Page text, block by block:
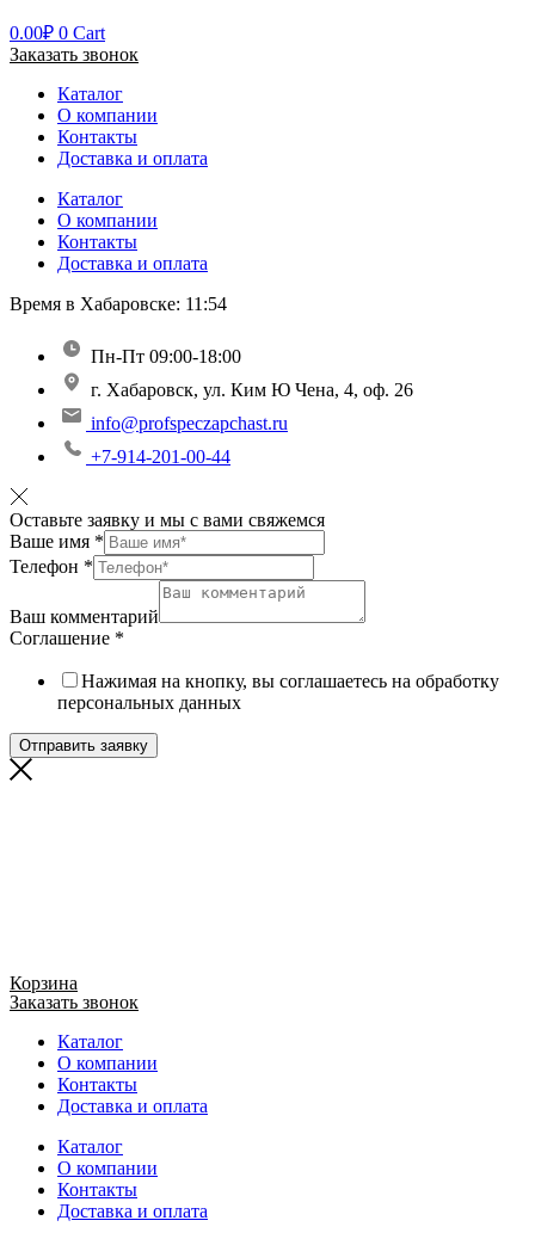
0.00₽ 0 Cart
Заказать звонок
Каталог
О компании
Контакты
Доставка и оплата
Каталог
О компании
Контакты
Доставка и оплата
Время в Хабаровске: 11:54
Пн-Пт 09:00-18:00
г. Хабаровск, ул. Ким Ю Чена, 4, оф. 26
info@profspeczapchast.ru
+7-914-201-00-44
Оставьте заявку и мы с вами свяжемся
Ваше имя *
Телефон *
Ваш комментарий
Соглашение *
Нажимая на кнопку, вы соглашаетесь на обработку
персональных данных
Отправить заявку
Корзина
Заказать звонок
Каталог
О компании
Контакты
Доставка и оплата
Каталог
О компании
Контакты
Доставка и оплата